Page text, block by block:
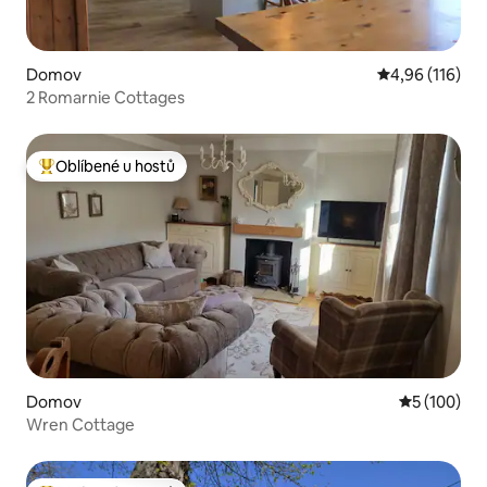
Domov Průměrné
4,96 (116)
2 Romarnie Cottages
Nejlepší v kategorii Oblíbené u hostů
Oblíbené u hostů
Domov Průměrné
5 (100)
Wren Cottage